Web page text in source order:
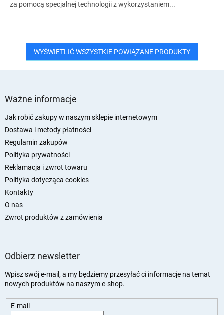
za pomocą specjalnej technologii z wykorzystaniem...
WYŚWIETLIĆ WSZYSTKIE POWIĄZANE PRODUKTY
Ważne informacje
Jak robić zakupy w naszym sklepie internetowym
Dostawa i metody płatności
Regulamin zakupów
Polityka prywatności
Reklamacja i zwrot towaru
Polityka dotycząca cookies
Kontakty
O nas
Zwrot produktów z zamówienia
Odbierz newsletter
Wpisz swój e-mail, a my będziemy przesyłać ci informacje na temat
nowych produktów na naszym e-shop.
E-mail